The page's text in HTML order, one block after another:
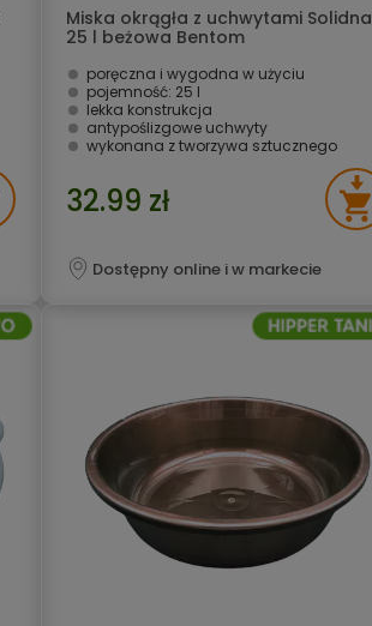
Miska okrągła z uchwytami Solidna
25 l beżowa Bentom
poręczna i wygodna w użyciu
pojemność: 25 l
lekka konstrukcja
antypoślizgowe uchwyty
wykonana z tworzywa sztucznego
32.99 zł
Dostępny online i w markecie